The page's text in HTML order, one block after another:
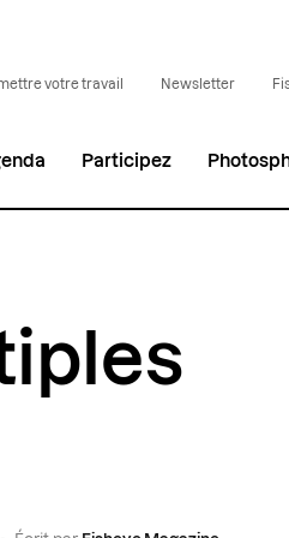
votre travail Newsletter
Participez